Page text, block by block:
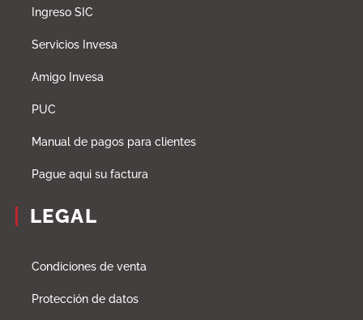
Ingreso SIC
Servicios Invesa
Amigo Invesa
PUC
Manual de pagos para clientes
Pague aqui su factura
LEGAL
Condiciones de venta
Protección de datos